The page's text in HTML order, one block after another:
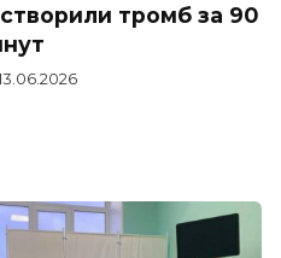
тромб за 90